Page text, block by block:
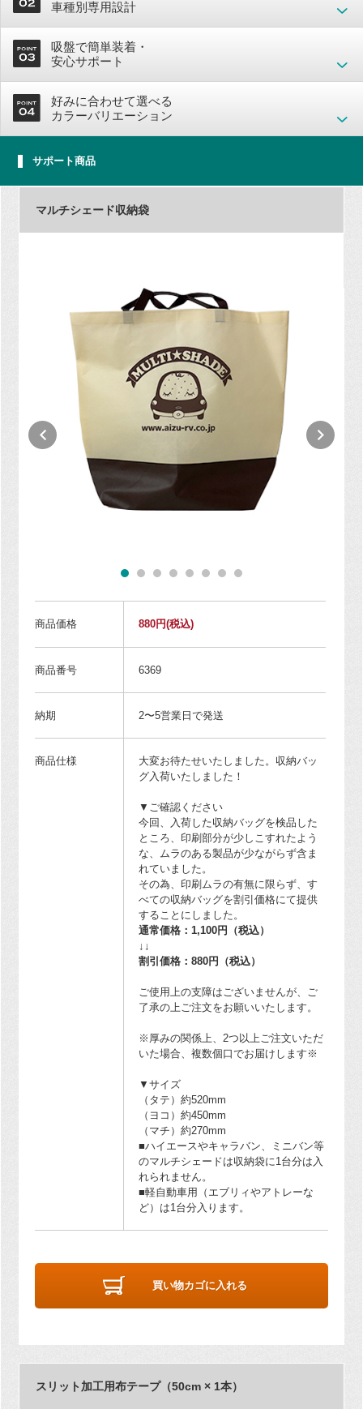
車種別専用設計
吸盤で簡単装着・
安心サポート
好みに合わせて選べる
カラーバリエーション
サポート商品
マルチシェード収納袋
商品価格 880円(税込)
商品番号 6369
納期 2〜5営業日で発送
商品仕様
大変お待たせいたしました。収納バッ
グ入荷いたしました！
▼ご確認ください
今回、入荷した収納バッグを検品した
ところ、印刷部分が少しこすれたよう
な、ムラのある製品が少ながらず含ま
れていました。
その為、印刷ムラの有無に限らず、す
べての収納バッグを割引価格にて提供
することにしました。
通常価格：1,100円（税込）
↓↓
割引価格：880円（税込）
ご使用上の支障はございませんが、ご
了承の上ご注文をお願いいたします。
※厚みの関係上、2つ以上ご注文いただ
いた場合、複数個口でお届けします※
▼サイズ
（タテ）約520mm
（ヨコ）約450mm
（マチ）約270mm
■ハイエースやキャラバン、ミニバン等
のマルチシェードは収納袋に1台分は入
れられません。
■軽自動車用（エブリィやアトレーな
ど）は1台分入ります。
買い物カゴに入れる
スリット加工用布テープ（50cm × 1本）